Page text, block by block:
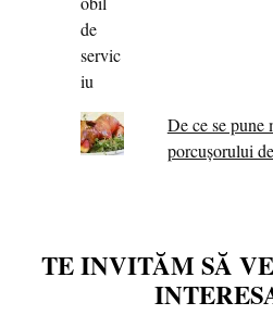
De ce se pune
porcușorului
TE INVITĂM SĂ